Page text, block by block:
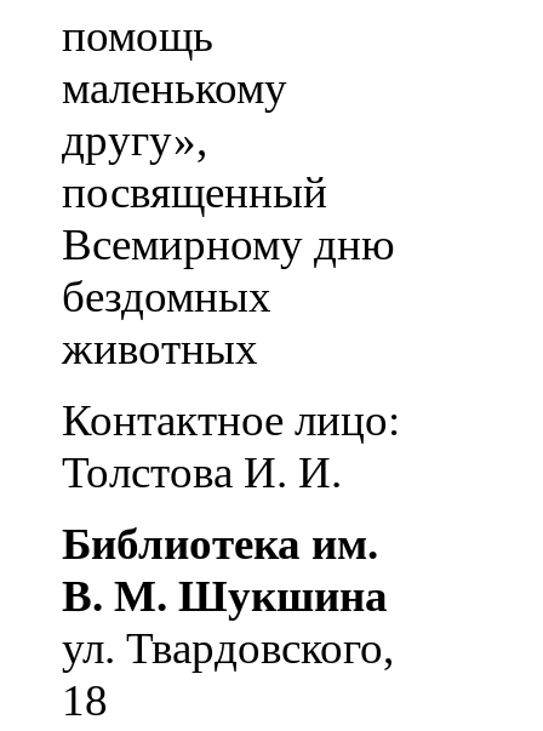
помощь
маленькому
другу»,
посвященный
Всемирному дню
бездомных
животных
Контактное лицо:
Толстова И. И.
Библиотека им.
В. М. Шукшина
ул. Твардовского,
18